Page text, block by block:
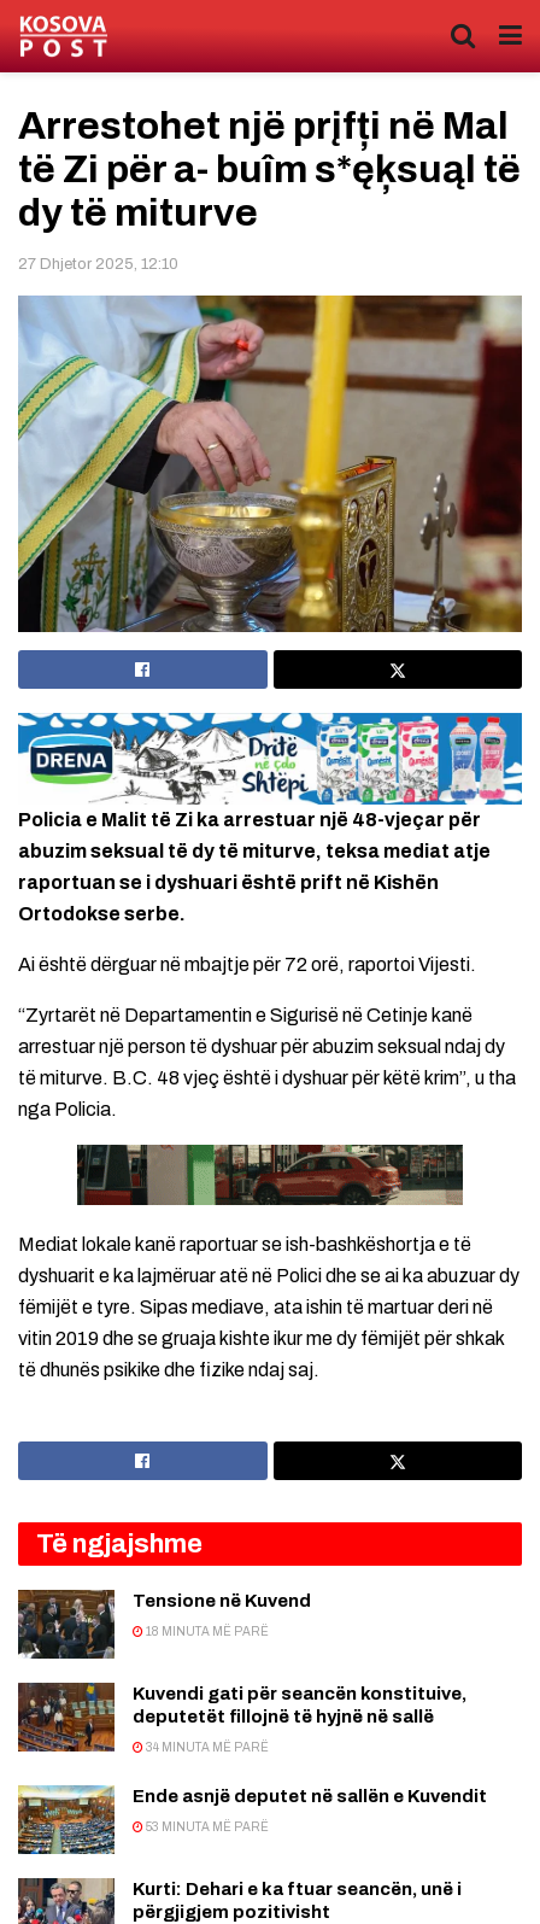
Arrestohet një prįfți në Mal
të Zi për a- buîm s*ęķsuąl të
dy të miturve
27 Dhjetor 2025, 12:10
Policia e Malit të Zi ka arrestuar një 48-vjeçar për
abuzim seksual të dy të miturve, teksa mediat atje
raportuan se i dyshuari është prift në Kishën
Ortodokse serbe.
Ai është dërguar në mbajtje për 72 orë, raportoi Vijesti.
“Zyrtarët në Departamentin e Sigurisë në Cetinje kanë
arrestuar një person të dyshuar për abuzim seksual ndaj dy
të miturve. B.C. 48 vjeç është i dyshuar për këtë krim”, u tha
nga Policia.
Mediat lokale kanë raportuar se ish-bashkëshortja e të
dyshuarit e ka lajmëruar atë në Polici dhe se ai ka abuzuar dy
fëmijët e tyre. Sipas mediave, ata ishin të martuar deri në
vitin 2019 dhe se gruaja kishte ikur me dy fëmijët për shkak
të dhunës psikike dhe fizike ndaj saj.
Të ngjajshme
Tensione në Kuvend
18 MINUTA MË PARË
Kuvendi gati për seancën konstituive,
deputetët fillojnë të hyjnë në sallë
34 MINUTA MË PARË
Ende asnjë deputet në sallën e Kuvendit
53 MINUTA MË PARË
Kurti: Dehari e ka ftuar seancën, unë i
përgjigjem pozitivisht